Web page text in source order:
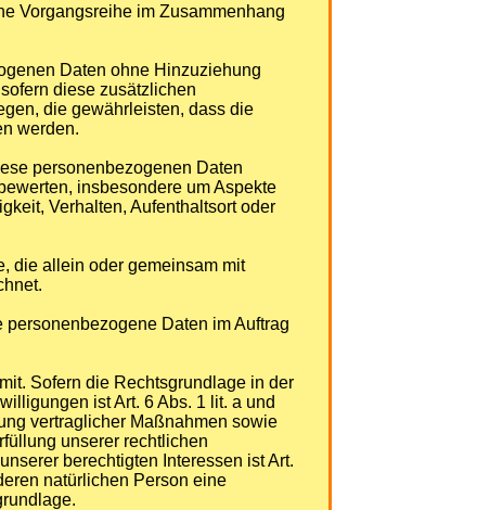
Vorgangsreihe im Zusammenhang
Daten ohne Hinzuziehung
diese zusätzlichen
die gewährleisten, dass die
werden.
personenbezogenen Daten
insbesondere um Aspekte
Verhalten, Aufenthaltsort oder
die allein oder gemeinsam mit
Daten im Auftrag
Sofern die Rechtsgrundlage in der
ist Art. 6 Abs. 1 lit. a und
vertraglicher Maßnahmen sowie
unserer rechtlichen
berechtigten Interessen ist Art.
natürlichen Person eine